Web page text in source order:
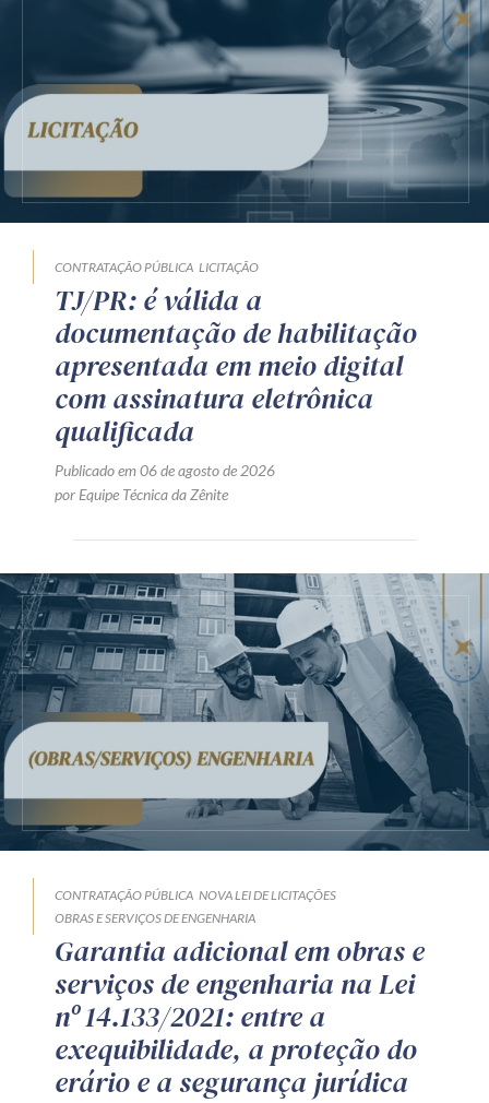
CONTRATAÇÃO PÚBLICA LICITAÇÃO
TJ/PR: é válida a
documentação de habilitação
apresentada em meio digital
com assinatura eletrônica
qualificada
Publicado em 06 de agosto de 2026
por Equipe Técnica da Zênite
CONTRATAÇÃO PÚBLICA NOVA LEI DE LICITAÇÕES
OBRAS E SERVIÇOS DE ENGENHARIA
Garantia adicional em obras e
serviços de engenharia na Lei
nº 14.133/2021: entre a
exequibilidade, a proteção do
erário e a segurança jurídica